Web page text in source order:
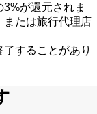
が還元されま
または旅行代理店
することがあり